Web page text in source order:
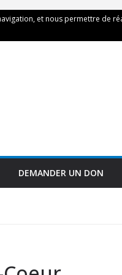
DEMANDER UN DON
et nous permettre de